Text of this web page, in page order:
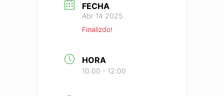
FECHA
Abr 14 2025
Finalizdo!
HORA
10:00 - 12:00